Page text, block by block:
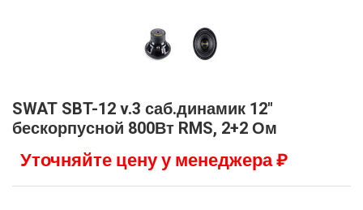
SWAT SBT-12 v.3 саб.динамик 12"
бескорпусной 800Вт RMS, 2+2 Ом
Уточняйте цену у менеджера ₽